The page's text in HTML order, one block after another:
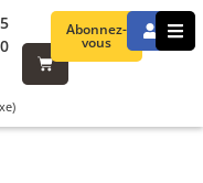
Abonnez-
vous